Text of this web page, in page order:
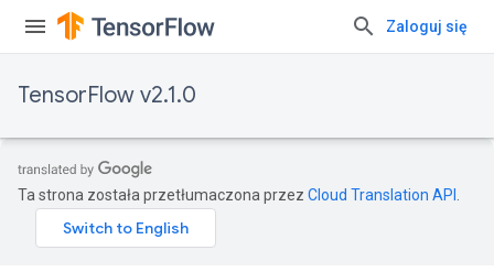
Zaloguj się
TensorFlow v2.1.0
Ta strona została przetłumaczona przez Cloud Translation API